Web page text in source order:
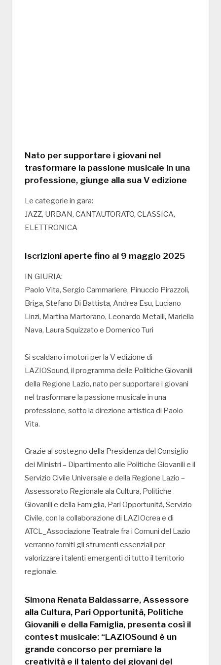
Nato per supportare i giovani nel
trasformare la passione musicale in una
professione, giunge alla sua V edizione
Le categorie in gara:
JAZZ, URBAN, CANTAUTORATO, CLASSICA,
ELETTRONICA
Iscrizioni aperte fino al 9 maggio 2025
IN GIURIA:
Paolo Vita, Sergio Cammariere, Pinuccio Pirazzoli,
Briga, Stefano Di Battista, Andrea Esu, Luciano
Linzi, Martina Martorano, Leonardo Metalli, Mariella
Nava, Laura Squizzato e Domenico Turi
Si scaldano i motori per la V edizione di
LAZIOSound, il programma delle Politiche Giovanili
della Regione Lazio, nato per supportare i giovani
nel trasformare la passione musicale in una
professione, sotto la direzione artistica di Paolo
Vita.
Grazie al sostegno della Presidenza del Consiglio
dei Ministri – Dipartimento alle Politiche Giovanili e il
Servizio Civile Universale e della Regione Lazio –
Assessorato Regionale ala Cultura, Politiche
Giovanili e della Famiglia, Pari Opportunità, Servizio
Civile, con la collaborazione di LAZIOcrea e di
ATCL_Associazione Teatrale fra i Comuni del Lazio
verranno forniti gli strumenti essenziali per
valorizzare i talenti emergenti di tutto il territorio
regionale.
Simona Renata Baldassarre, Assessore
alla Cultura, Pari Opportunità, Politiche
Giovanili e della Famiglia, presenta così il
contest musicale: “LAZIOSound è un
grande concorso per premiare la
creatività e il talento dei giovani del